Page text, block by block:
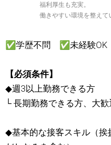
福利厚生も充実。
働きやすい環境を整えて
✅学歴不問 ✅未経験OK
【必須条件】
◆週3以上勤務できる方
└ 長期勤務できる方、大歓
◆基本的な接客スキル（挨